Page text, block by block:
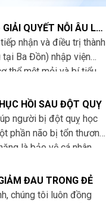
QUYẾT NỖI ÂU LO
nhận và điều trị thành
tại Ba Đồn) nhập viện
thể mệt mỏi và bí tiểu
HỒI SAU ĐỘT QUỴ
người bị đột quỵ học
phần não bị tổn thương.
là bảo vệ cá nhân
ĐAU TRONG ĐẺ
chúng tôi luôn đồng